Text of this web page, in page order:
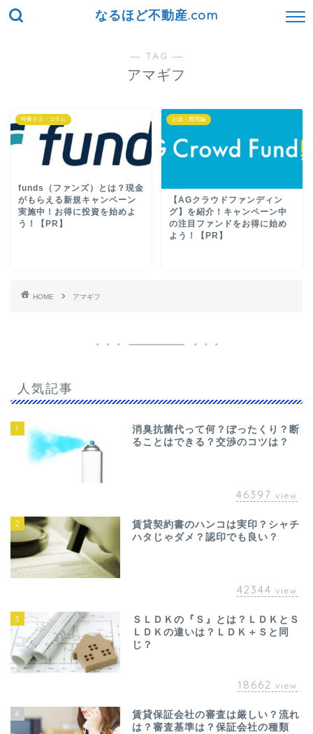
なるほど不動産.com
― TAG ―
アマギフ
時事ネタ・コラム
funds（ファンズ）とは？現金
がもらえる新規キャンペーン
実施中！お得に投資を始めよ
う！【PR】
お金・費用編
【AGクラウドファンディン
グ】を紹介！キャンペーン中
の注目ファンドをお得に始め
よう！【PR】
HOME アマギフ
人気記事
1
消臭抗菌代って何？ぼったくり？断
ることはできる？交渉のコツは？
46397 view
2
賃貸契約書のハンコは実印？シャチ
ハタじゃダメ？認印でも良い？
42344 view
3
ＳＬＤＫの『Ｓ』とは？ＬＤＫとＳ
ＬＤＫの違いは？ＬＤＫ＋Ｓと同
じ？
18662 view
4
賃貸保証会社の審査は厳しい？流れ
は？審査基準は？保証会社の種類